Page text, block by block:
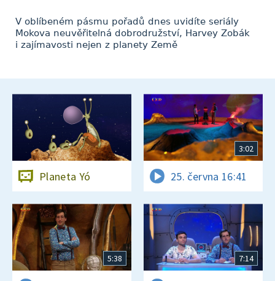
V oblíbeném pásmu pořadů dnes uvidíte seriály
Mokova neuvěřitelná dobrodružství, Harvey Zobák
i zajímavosti nejen z planety Země
Planeta Yó
3:02
25. června 16:41
5:38 7:14